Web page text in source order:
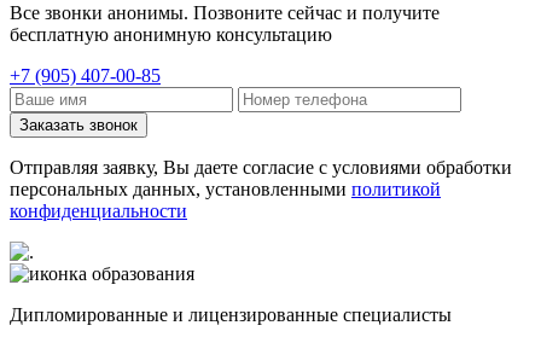
Все звонки анонимы. Позвоните сейчас и получите
бесплатную анонимную консультацию
+7 (905) 407-00-85
Заказать звонок
Отправляя заявку, Вы даете согласие с условиями обработки
персональных данных, установленными политикой
конфиденциальности
Дипломированные и лицензированные специалисты